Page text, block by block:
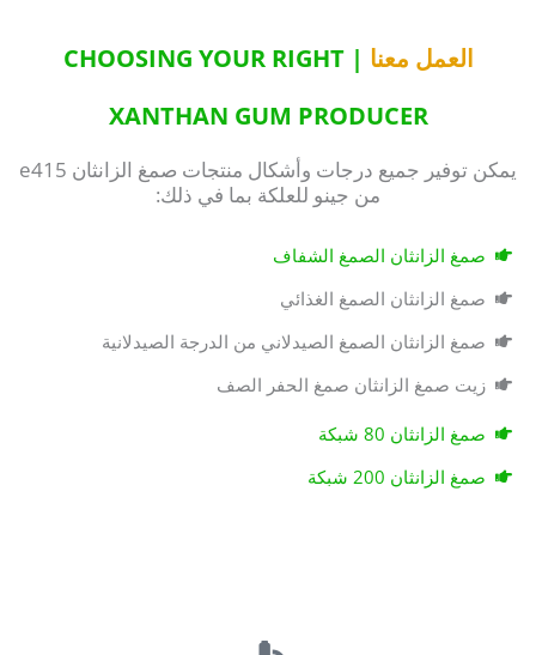
العمل معنا
| CHOOSING YOUR RIGHT
XANTHAN GUM PRODUCER
يمكن توفير جميع درجات وأشكال منتجات صمغ الزانثان e415
من جينو للعلكة بما في ذلك:
صمغ الزانثان الصمغ الشفاف
صمغ الزانثان الصمغ الغذائي
صمغ الزانثان الصمغ الصيدلاني من الدرجة الصيدلانية
زيت صمغ الزانثان صمغ الحفر الصف
صمغ الزانثان 80 شبكة
صمغ الزانثان 200 شبكة